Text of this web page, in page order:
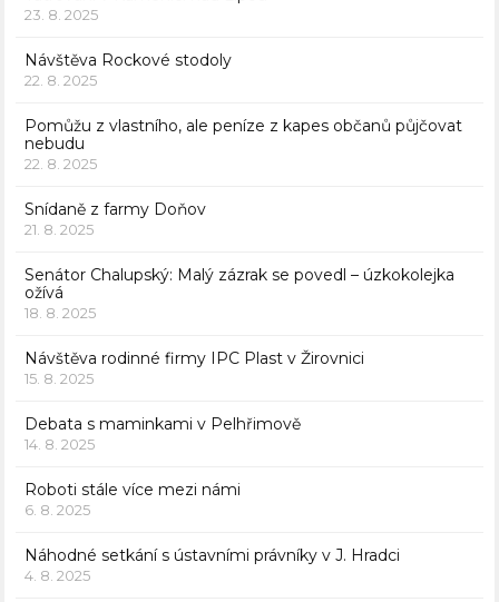
23. 8. 2025
Návštěva Rockové stodoly
22. 8. 2025
Pomůžu z vlastního, ale peníze z kapes občanů půjčovat
nebudu
22. 8. 2025
Snídaně z farmy Doňov
21. 8. 2025
Senátor Chalupský: Malý zázrak se povedl – úzkokolejka
ožívá
18. 8. 2025
Návštěva rodinné firmy IPC Plast v Žirovnici
15. 8. 2025
Debata s maminkami v Pelhřimově
14. 8. 2025
Roboti stále více mezi námi
6. 8. 2025
Náhodné setkání s ústavními právníky v J. Hradci
4. 8. 2025